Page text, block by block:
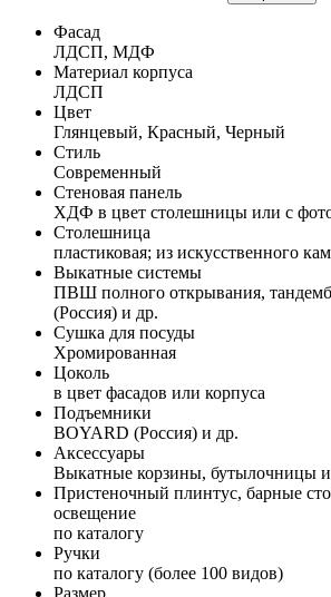
Фасад
ЛДСП, МДФ
Материал корпуса
ЛДСП
Цвет
Глянцевый, Красный, Черный
Стиль
Современный
Стеновая панель
ХДФ в цвет столешницы или с
Столешница
пластиковая; из искусственного
Выкатные системы
ПВШ полного открывания,
(Россия) и др.
Сушка для посуды
Хромированная
Цоколь
в цвет фасадов или корпуса
Подъемники
BOYARD (Россия) и др.
Аксессуары
Выкатные корзины, бутылочницы
Пристеночный плинтус, барные
освещение
по каталогу
Ручки
по каталогу (более 100 видов)
Размер